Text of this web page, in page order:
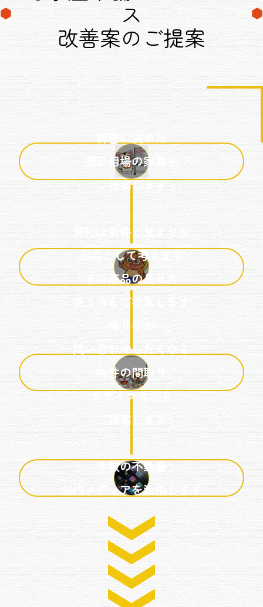
ス
改善案のご提案
綿密に決めた
適正相場の家賃を
ご提案します
弊社は物件と見ません
商品として考えます
その商品の見せ方
売り方をご提案します
借り手が
問い合わせしたくなる
物件の間取り
デザインなどを
ご提案します
多数の不動産
SNSメディアを活用します